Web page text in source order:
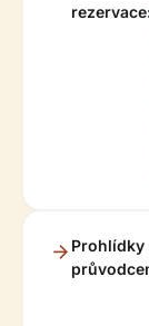
Prohlídky